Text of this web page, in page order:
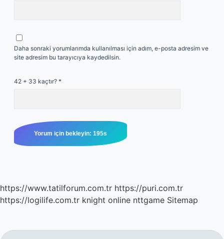
Daha sonraki yorumlarımda kullanılması için adım, e-posta adresim ve
site adresim bu tarayıcıya kaydedilsin.
42 + 33 kaçtır? *
https://www.tatilforum.com.tr https://puri.com.tr
https://logilife.com.tr knight online nttgame Sitemap